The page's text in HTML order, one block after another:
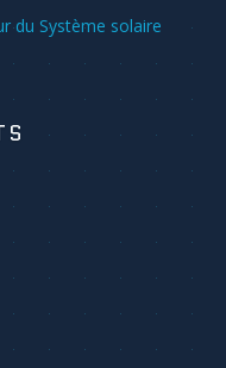
du Système solaire